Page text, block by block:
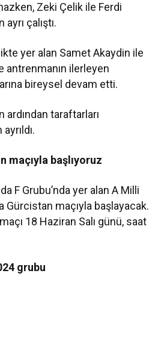
Zeki Çelik ile Ferdi
çalıştı.
yer alan Samet Akaydin ile
antrenmanın ilerleyen
bireysel devam etti.
ardından taraftarları
maçıyla başlıyoruz
F Grubu’nda yer alan A Milli
Gürcistan maçıyla başlayacak.
18 Haziran Salı günü, saat
grubu